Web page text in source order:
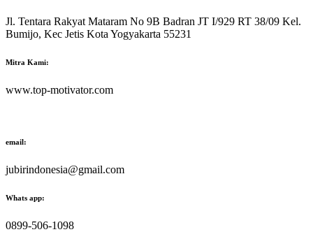
Jl. Tentara Rakyat Mataram No 9B Badran JT I/929 RT 38/09 Kel.
Bumijo, Kec Jetis Kota Yogyakarta 55231
Mitra Kami:
www.top-motivator.com
email:
jubirindonesia@gmail.com
Whats app:
0899-506-1098